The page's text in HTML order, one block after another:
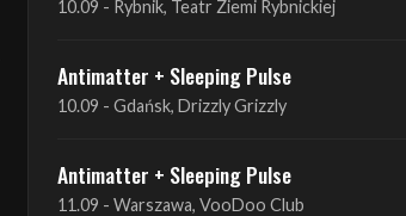
10.09 - Rybnik, Teatr Ziemi Rybnickiej
Antimatter + Sleeping Pulse
10.09 - Gdańsk, Drizzly Grizzly
Antimatter + Sleeping Pulse
11.09 - Warszawa, VooDoo Club